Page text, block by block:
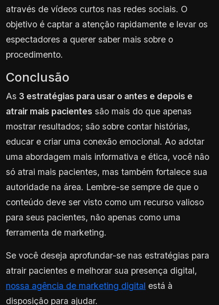
através de vídeos curtos nas redes sociais. O
objetivo é captar a atenção rapidamente e levar os
espectadores a querer saber mais sobre o
procedimento.
Conclusão
As 3 estratégias para usar o antes e depois e
atrair mais pacientes são mais do que apenas
mostrar resultados; são sobre contar histórias,
educar e criar uma conexão emocional. Ao adotar
uma abordagem mais informativa e ética, você não
só atrai mais pacientes, mas também fortalece sua
autoridade na área. Lembre-se sempre de que o
conteúdo deve ser visto como um recurso valioso
para seus pacientes, não apenas como uma
ferramenta de marketing.
Se você deseja aprofundar-se nas estratégias para
atrair pacientes e melhorar sua presença digital,
nossa agência de marketing digital está à
disposição para ajudar.